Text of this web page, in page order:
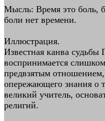
Мысль: Время это боль,
боли нет времени.
Иллюстрация.
Известная канва
воспринимается
предвзятым
опережающего знания о
великий учитель,
религий.